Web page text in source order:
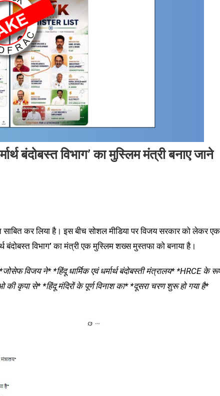
बंदोबस्त विभाग’ का मुस्लिम मंत्री बनाए जाने
कर लिया है। इस बीच सोशल मीडिया पर विजय सरकार को लेकर एक
बंदोबस्त विभाग’ का मंत्री एक मुस्लिम शख्स मुस्तफा को बनाया है।
विजय ने* *हिंदू धार्मिक एवं धर्मार्थ बंदोबस्ती मंत्रालय* *HRCE के
कृपा से* *हिंदू मंदिरों के पूर्ण विनाश का* *दूसरा चरण शुरू हो गया है*